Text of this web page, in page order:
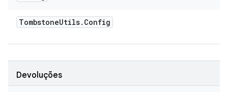
TombstoneUtils. Config
Devoluções